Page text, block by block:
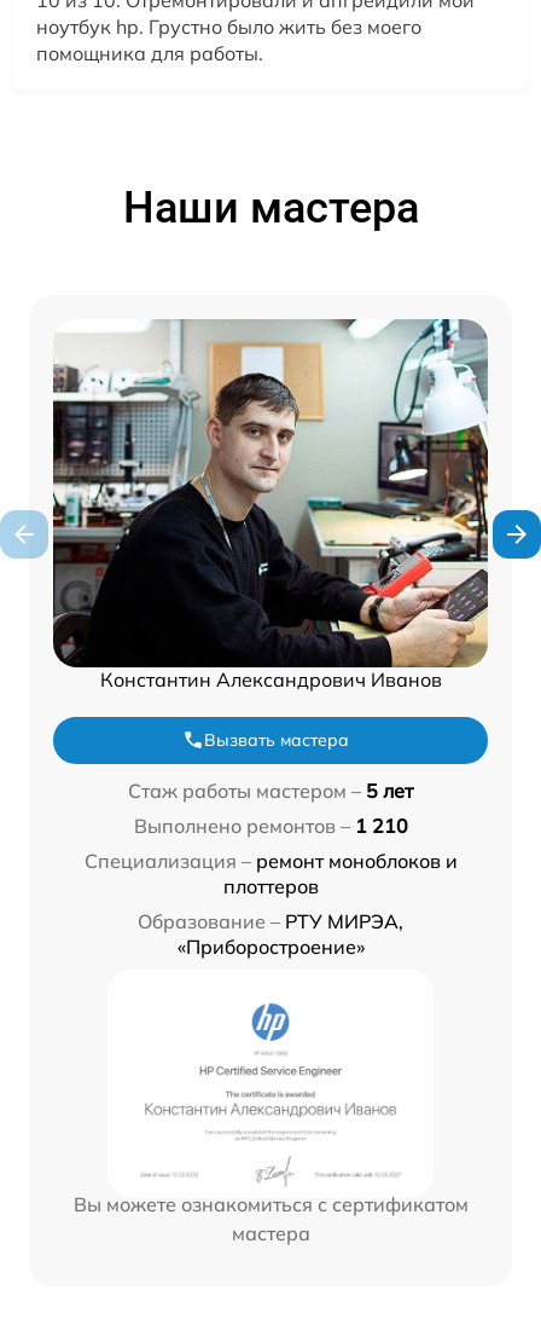
ноутбук hp. Грустно было жить без моего
помощника для работы.
Наши мастера
Константин Александрович Иванов
Вызвать мастера
Стаж работы мастером – 5 лет
Выполнено ремонтов – 1 210
Специализация – ремонт моноблоков и
плоттеров
Образование – РТУ МИРЭА,
«Приборостроение»
Вы можете ознакомиться с сертификатом
мастера